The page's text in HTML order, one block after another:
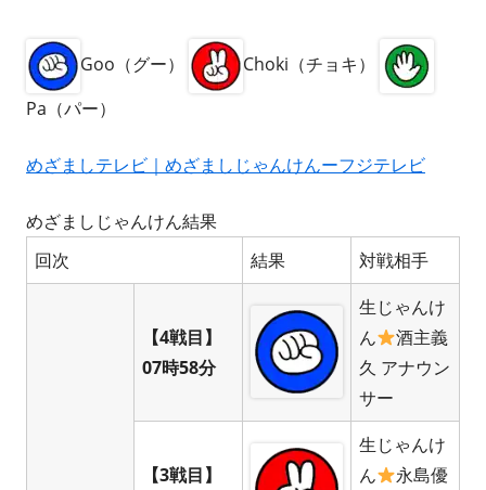
Goo（グー）
Choki（チョキ）
Pa（パー）
めざましテレビ｜めざましじゃんけんーフジテレビ
めざましじゃんけん結果
回次
結果 対戦相手
【4戦目】
07時58分
生じゃんけ
ん
酒主義
久 アナウン
サー
【3戦目】
生じゃんけ
ん
永島優